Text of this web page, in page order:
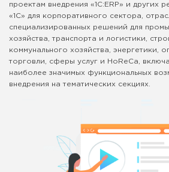
проектам внедрения «1С:ERP» и других
«1С» для корпоративного сектора,
специализированных решений для
хозяйства, транспорта и логистики,
коммунального хозяйства, энергетики,
торговли, сферы услуг и HoReCa,
наиболее значимых функциональных
внедрения на тематических секциях.